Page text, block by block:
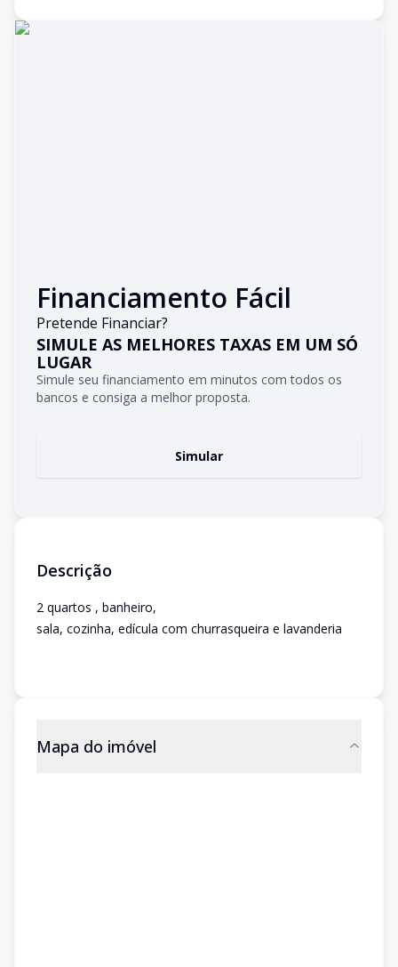
Financiamento Fácil
Pretende Financiar?
SIMULE AS MELHORES TAXAS EM UM SÓ
LUGAR
Simule seu financiamento em minutos com todos os
bancos e consiga a melhor proposta.
Simular
Descrição
2 quartos , banheiro,
sala, cozinha, edícula com churrasqueira e lavanderia
Mapa do imóvel